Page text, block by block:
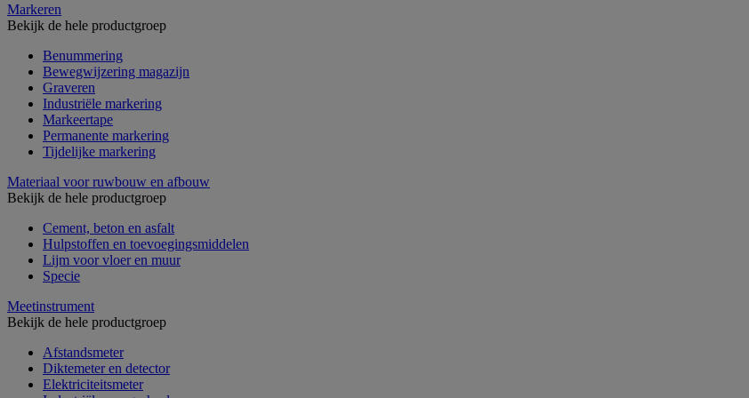
Markeren
Bekijk de hele productgroep
Benummering
Bewegwijzering magazijn
Graveren
Industriële markering
Markeertape
Permanente markering
Tijdelijke markering
Materiaal voor ruwbouw en afbouw
Bekijk de hele productgroep
Cement, beton en asfalt
Hulpstoffen en toevoegingsmiddelen
Lijm voor vloer en muur
Specie
Meetinstrument
Bekijk de hele productgroep
Afstandsmeter
Diktemeter en detector
Elektriciteitsmeter